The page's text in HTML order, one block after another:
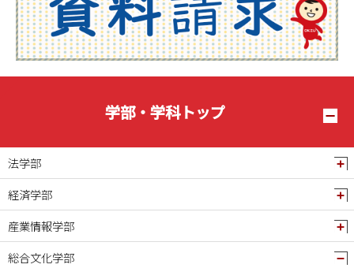
2025年04月
2025年03月
2025年02月
2025年01月
2024年10月
2024年09月
2024年08月
2024年07月
2024年06月
学部・学科トップ
法学部
経済学部
産業情報学部
総合文化学部